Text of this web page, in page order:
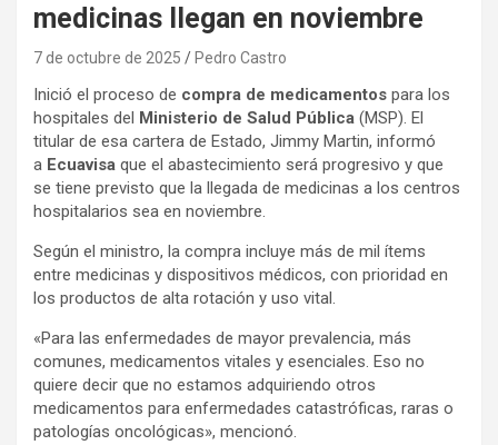
medicinas llegan en noviembre
7 de octubre de 2025 Pedro Castro
Inició el proceso de compra de medicamentos para los
hospitales del Ministerio de Salud Pública (MSP). El
titular de esa cartera de Estado, Jimmy Martin, informó
a Ecuavisa que el abastecimiento será progresivo y que
se tiene previsto que la llegada de medicinas a los centros
hospitalarios sea en noviembre.
Según el ministro, la compra incluye más de mil ítems
entre medicinas y dispositivos médicos, con prioridad en
los productos de alta rotación y uso vital.
«Para las enfermedades de mayor prevalencia, más
comunes, medicamentos vitales y esenciales. Eso no
quiere decir que no estamos adquiriendo otros
medicamentos para enfermedades catastróficas, raras o
patologías oncológicas», mencionó.